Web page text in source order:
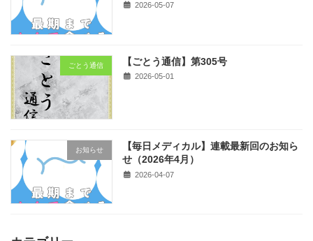
2026-05-07
ごとう通信 【ごとう通信】第305号
2026-05-01
お知らせ
【毎日メディカル】連載最新回のお知ら
せ（2026年4月）
2026-04-07